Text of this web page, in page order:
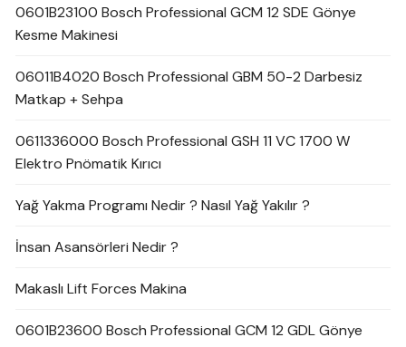
0601B23100 Bosch Professional GCM 12 SDE Gönye
Kesme Makinesi
06011B4020 Bosch Professional GBM 50-2 Darbesiz
Matkap + Sehpa
0611336000 Bosch Professional GSH 11 VC 1700 W
Elektro Pnömatik Kırıcı
Yağ Yakma Programı Nedir ? Nasıl Yağ Yakılır ?
İnsan Asansörleri Nedir ?
Makaslı Lift Forces Makina
0601B23600 Bosch Professional GCM 12 GDL Gönye